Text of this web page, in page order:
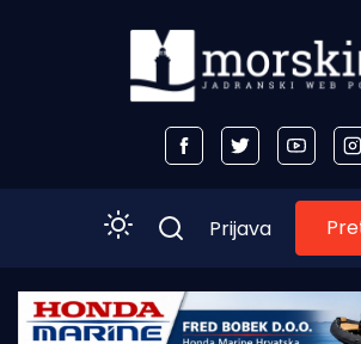
Početna
Prijava